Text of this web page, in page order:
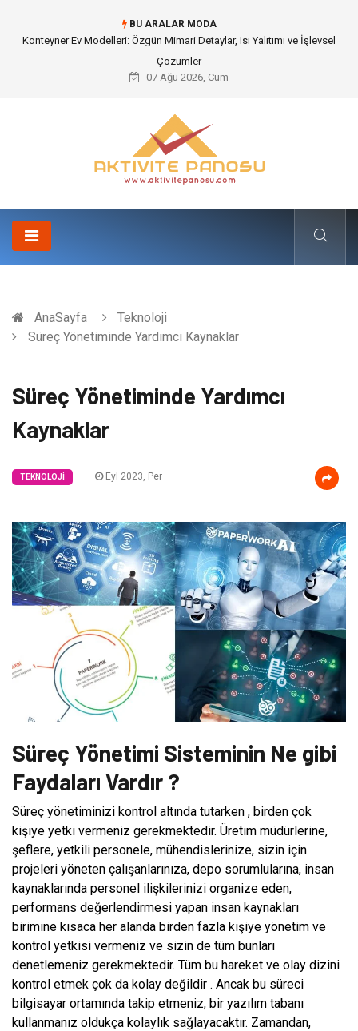
BU ARALAR MODA
Konteyner Ev Modelleri: Özgün Mimari Detaylar, Isı Yalıtımı ve İşlevsel
Çözümler
07 Ağu 2026, Cum
AnaSayfa
Teknoloji
Süreç Yönetiminde Yardımcı Kaynaklar
Süreç Yönetiminde Yardımcı
Kaynaklar
TEKNOLOJI Eyl 2023, Per
Süreç Yönetimi Sisteminin Ne gibi
Faydaları Vardır ?
Süreç yönetiminizi kontrol altında tutarken , birden çok
kişiye yetki vermeniz gerekmektedir. Üretim müdürlerine,
şeflere, yetkili personele, mühendislerinize, sizin için
projeleri yöneten çalışanlarınıza, depo sorumlularına, insan
kaynaklarında personel ilişkilerinizi organize eden,
performans değerlendirmesi yapan insan kaynakları
birimine kısaca her alanda birden fazla kişiye yönetim ve
kontrol yetkisi vermeniz ve sizin de tüm bunları
denetlemeniz gerekmektedir. Tüm bu hareket ve olay dizini
kontrol etmek çok da kolay değildir . Ancak bu süreci
bilgisayar ortamında takip etmeniz, bir yazılım tabanı
kullanmanız oldukça kolaylık sağlayacaktır. Zamandan,